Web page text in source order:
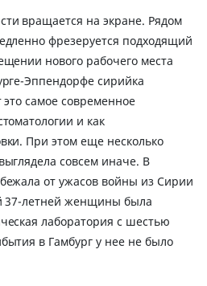
вращается на экране. Рядом
фрезеруется подходящий
нового рабочего места
Эппендорфе сирийка
это самое современное
и как
При этом еще несколько
совсем иначе. В
от ужасов войны из Сирии
37-летней женщины была
лаборатория с шестью
в Гамбург у нее не было